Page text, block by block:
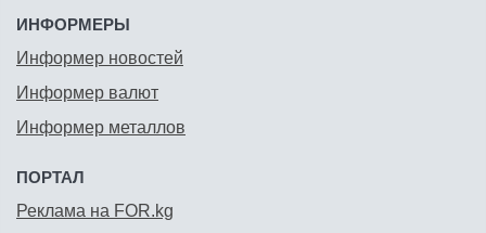
ИНФОРМЕРЫ
Информер новостей
Информер валют
Информер металлов
ПОРТАЛ
Реклама на FOR.kg